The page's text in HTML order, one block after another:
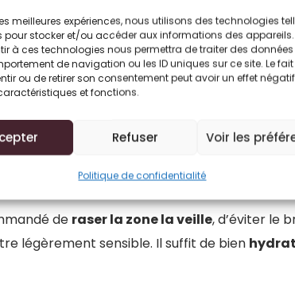
meilleures expériences, nous utilisons des technologies
pour stocker et/ou accéder aux informations des appareils.
à ces technologies nous permettra de traiter des données
de navigation ou les ID uniques sur ce site. Le
ou de retirer son consentement peut avoir un effet
et fonctions.
Refuser Voir les
Politique de confidentialité
se posent.
qu’on ne l’imagine. Grâce à unsystème
atténuée. On ressent parfois une petite
l’expérience bien plus agréable qu’une
avant et après une séance ?
de raser la zone la veille, d’éviter le
légèrement sensible. Il suffit de bien